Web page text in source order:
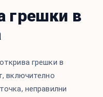
грешки в
грешки в
включително
неправилни